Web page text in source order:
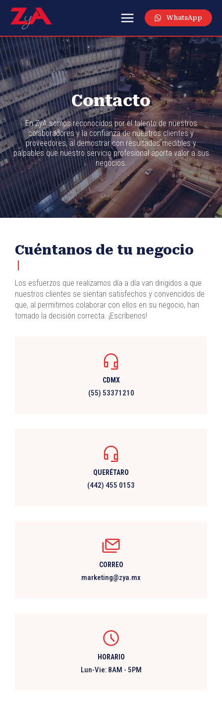
WhatsApp
Contacto
En ZyA somos reconocidos por el talento de nuestros
colaboradores y la confianza de nuestros clientes y
proveedores, al demostrar con resultados medibles y
palpables que nuestro servicio profesional aporta valor a sus
negocios.
Cuéntanos de tu negocio
Los esfuerzos que realizamos día a día van dirigidos a que
nuestros clientes se sientan satisfechos y convencidos de
que, al permitirnos colaborar con ellos en su negocio, han
tomado la decisión correcta. ¡Escríbenos!
CDMX
(55) 53371210
QUERÉTARO
(442) 455 0153
CORREO
marketing@zya.mx
HORARIO
Lun-Vie: 8AM - 5PM